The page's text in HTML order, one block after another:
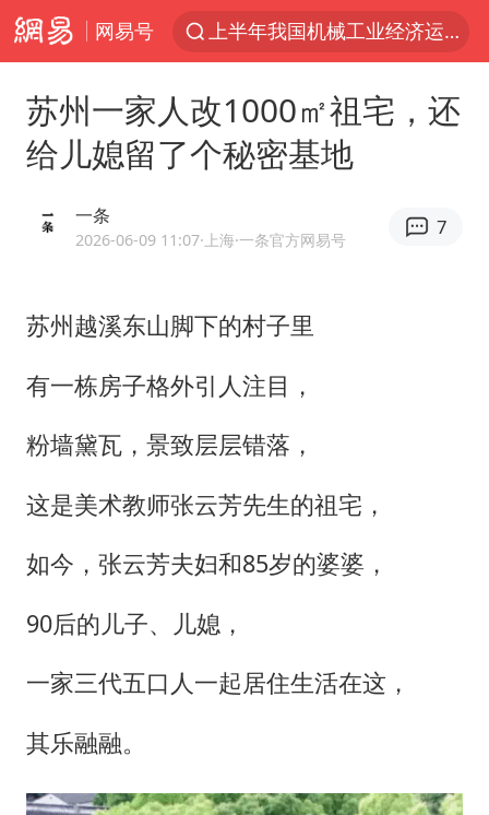
网易号
上半年我国机械工业经济运行稳中有进
泰国枪击案凶手先杀祖父母后行凶
江苏发布台风蓝色预警
李云泽严重违纪违法
改名后的“青海拉面”店
苏州一家人改1000㎡祖宅，还
给儿媳留了个秘密基地
一条
2026-06-09 11:07·上海·一条官方网易号
7
苏州越溪东山脚下的村子里
有一栋房子格外引人注目，
粉墙黛瓦，景致层层错落，
这是美术教师张云芳先生的祖宅，
如今，张云芳夫妇和85岁的婆婆，
90后的儿子、儿媳，
一家三代五口人一起居住生活在这，
其乐融融。